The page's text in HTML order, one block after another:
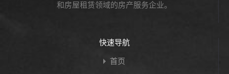
和房屋租赁领域的房产服务企业。
快速导航
首页